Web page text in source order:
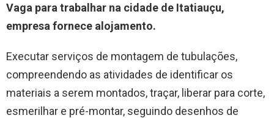
Vaga para trabalhar na cidade de Itatiauçu,
empresa fornece alojamento.
Executar serviços de montagem de tubulações,
compreendendo as atividades de identificar os
materiais a serem montados, traçar, liberar para corte,
esmerilhar e pré-montar, seguindo desenhos de